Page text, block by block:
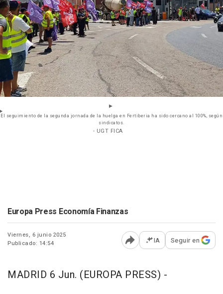
El seguimiento de la segunda jornada de la huelga en Fertiberia ha sido cercano al 100%, según
sindicatos.
- UGT FICA
Europa Press Economía Finanzas
Viernes, 6 junio 2025
Publicado: 14:54
Abrir opciones para
IA Seguir en
MADRID 6 Jun. (EUROPA PRESS) -